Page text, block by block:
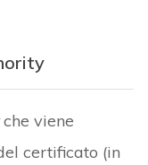
viene
certificato (in